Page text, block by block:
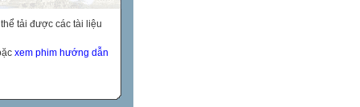
tải được các tài liệu
xem phim hướng dẫn